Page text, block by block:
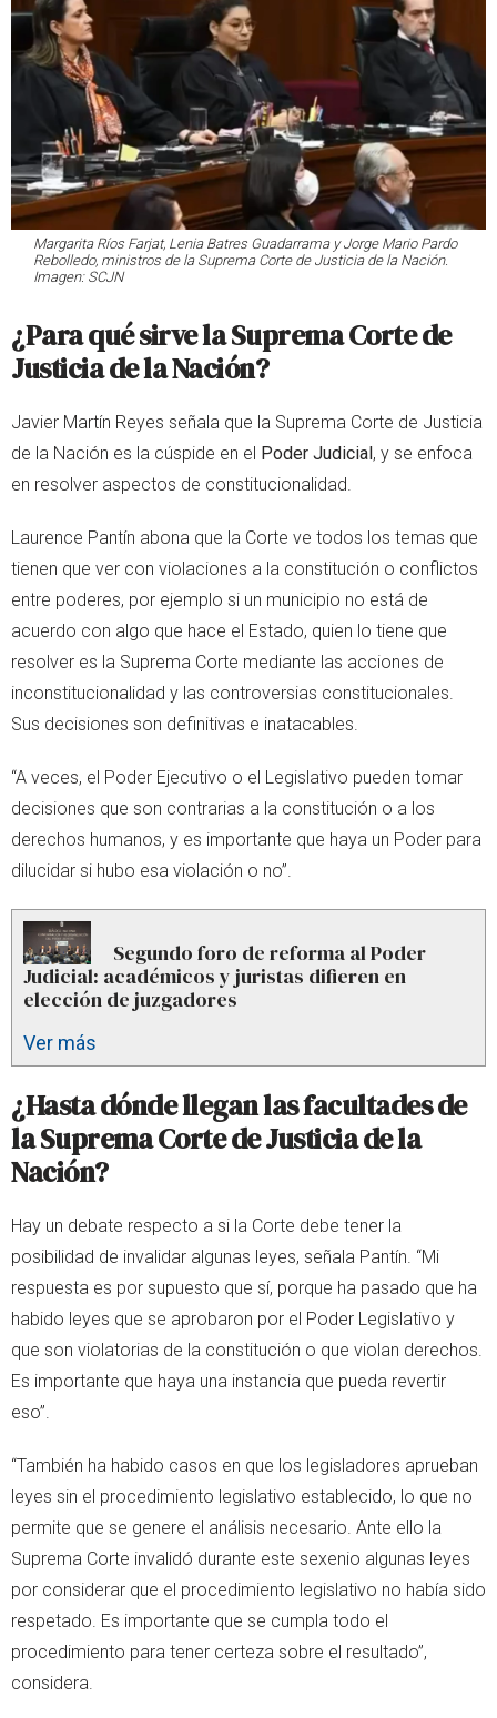
Margarita Ríos Farjat, Lenia Batres Guadarrama y Jorge Mario Pardo
Rebolledo, ministros de la Suprema Corte de Justicia de la Nación.
Imagen: SCJN
¿Para qué sirve la Suprema Corte de
Justicia de la Nación?
Javier Martín Reyes señala que la Suprema Corte de Justicia
de la Nación es la cúspide en el Poder Judicial, y se enfoca
en resolver aspectos de constitucionalidad.
Laurence Pantín abona que la Corte ve todos los temas que
tienen que ver con violaciones a la constitución o conflictos
entre poderes, por ejemplo si un municipio no está de
acuerdo con algo que hace el Estado, quien lo tiene que
resolver es la Suprema Corte mediante las acciones de
inconstitucionalidad y las controversias constitucionales.
Sus decisiones son definitivas e inatacables.
“A veces, el Poder Ejecutivo o el Legislativo pueden tomar
decisiones que son contrarias a la constitución o a los
derechos humanos, y es importante que haya un Poder para
dilucidar si hubo esa violación o no”.
Segundo foro de reforma al Poder
Judicial: académicos y juristas difieren en
elección de juzgadores
Ver más
¿Hasta dónde llegan las facultades de
la Suprema Corte de Justicia de la
Nación?
Hay un debate respecto a si la Corte debe tener la
posibilidad de invalidar algunas leyes, señala Pantín. “Mi
respuesta es por supuesto que sí, porque ha pasado que ha
habido leyes que se aprobaron por el Poder Legislativo y
que son violatorias de la constitución o que violan derechos.
Es importante que haya una instancia que pueda revertir
eso”.
“También ha habido casos en que los legisladores aprueban
leyes sin el procedimiento legislativo establecido, lo que no
permite que se genere el análisis necesario. Ante ello la
Suprema Corte invalidó durante este sexenio algunas leyes
por considerar que el procedimiento legislativo no había sido
respetado. Es importante que se cumpla todo el
procedimiento para tener certeza sobre el resultado”,
considera.